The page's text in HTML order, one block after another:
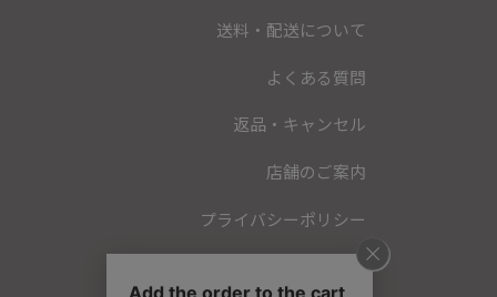
送料・配送について
よくある質問
返品・キャンセル
店舗のご案内
プライバシーポリシー
特定商取引法に基づく表記